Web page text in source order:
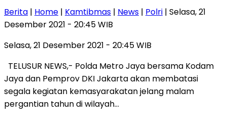
Berita | Home | Kamtibmas | News | Polri | Selasa, 21
Desember 2021 - 20:45 WIB
Selasa, 21 Desember 2021 - 20:45 WIB
TELUSUR NEWS,- Polda Metro Jaya bersama Kodam
Jaya dan Pemprov DKI Jakarta akan membatasi
segala kegiatan kemasyarakatan jelang malam
pergantian tahun di wilayah…